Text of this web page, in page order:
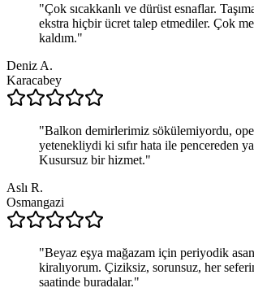
"Çok sıcakkanlı ve dürüst esnaflar.
ekstra hiçbir ücret talep etmediler. Çok
kaldım."
Deniz A.
Karacabey
"Balkon demirlerimiz sökülemiyordu,
yetenekliydi ki sıfır hata ile pencereden
Kusursuz bir hizmet."
Aslı R.
Osmangazi
"Beyaz eşya mağazam için periyodik
kiralıyorum. Çiziksiz, sorunsuz, her
saatinde buradalar."